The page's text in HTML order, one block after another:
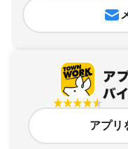
アプリ